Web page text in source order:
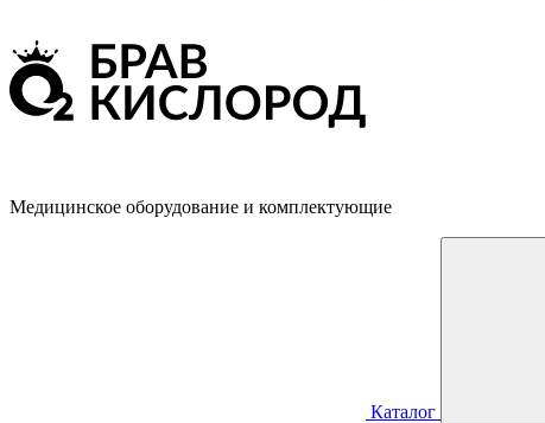
Медицинское оборудование и комплектующие
Каталог